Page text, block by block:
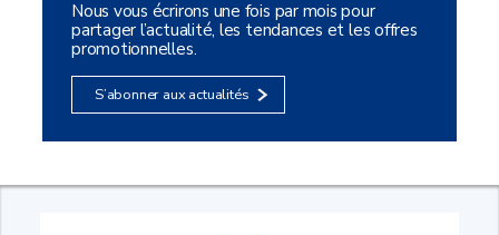
Nous vous écrirons une fois par mois pour
partager l’actualité, les tendances et les offres
promotionnelles.
S’abonner aux actualités